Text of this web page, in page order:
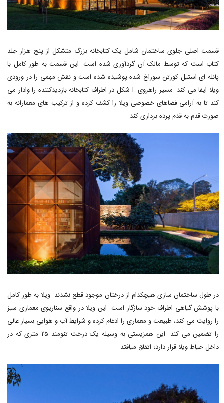
قسمت اصلی جلوی ساختمان شامل یک کتابخانه بزرگ متشکل از پنج هزار جلد
کتاب است که توسط مالک آن گردآوری شده است. این قسمت به طور کامل با
پانله ای استیل کورتن سوراخ شده پوشیده شده است و نقش مهمی را در ورودی
ویلا ایفا می کند. مسیر راهروی L شکل در اطراف کتابخانه بازدیدکننده را وادار می
کند تا به آرامی فضاهای خصوصی ویلا را کشف کرده و از ترکیب های معمارانه به
صورت قدم به قدم پرده برداری کند.
در طول ساختمان سازی هیچکدام از درختان موجود قطع نشدند. ویلا به طور کامل
با پوشش گیاهی اطراف خود سازگار است. این ویلا در واقع سناریوی معماری سبز
را روایت می کند، طبیعت و معماری را ادغام کرده و شرایط آب و هوایی بسیار عالی
را تضمین می کند. این همزیستی به وسیله یک درخت تنومند ۲۵ متری که در
داخل حیاط ویلا قرار دارد؛ اتفاق میافتد.